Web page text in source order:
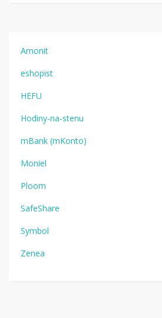
Amonit
eshopist
HEFU
Hodiny-na-stenu
mBank (mKonto)
Moniel
Ploom
SafeShare
Symbol
Zenea